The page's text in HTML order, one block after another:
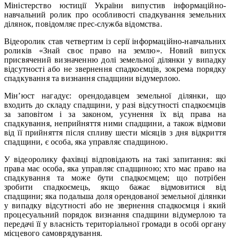
Міністерство юстиції України випустив інформаційно-
навчальний ролик про особливості спадкування земельних
ділянок, повідомляє прес-служба відомства.
Відеоролик став четвертим із серії інформаційно-навчальних
роликів «Знай своє право на землю». Новий випуск
присвячений визначенню долі земельної ділянки у випадку
відсутності або не звернення спадкоємців, зокрема порядку
спадкування та визнання спадщини відумерлою.
Мін’юст нагадує: орендодавцем земельної ділянки, що
входить до складу спадщини, у разі відсутності спадкоємців
за заповітом і за законом, усунення їх від права на
спадкування, неприйняття ними спадщини, а також відмови
від її прийняття після спливу шести місяців з дня відкриття
спадщини, є особа, яка управляє спадщиною.
У відеоролику фахівці відповідають на такі запитання: які
права має особа, яка управляє спадщиною; хто має право на
спадкування та може бути спадкоємцем; що потрібен
зробити спадкоємець, якщо бажає відмовитися від
спадщини; яка подальша доля орендованої земельної ділянки
у випадку відсутності або не звернення спадкоємця і який
процесуальний порядок визнання спадщини відумерлою та
передачі її у власність територіальної громади в особі органу
місцевого самоврядування.